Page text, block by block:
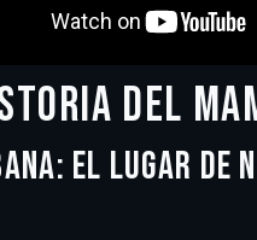
DEL
EL LUGAR